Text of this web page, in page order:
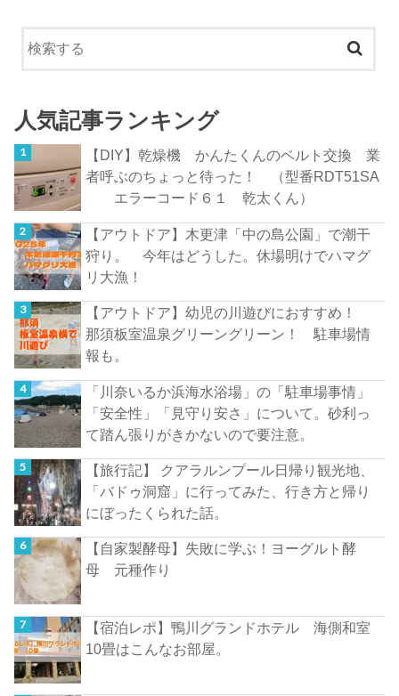
人気記事ランキング
【DIY】乾燥機 かんたくんのベルト交換 業
者呼ぶのちょっと待った！ （型番RDT51SA
エラーコード６１ 乾太くん）
【アウトドア】木更津「中の島公園」で潮干
狩り。 今年はどうした。休場明けでハマグ
リ大漁！
【アウトドア】幼児の川遊びにおすすめ！
那須板室温泉グリーングリーン！ 駐車場情
報も。
「川奈いるか浜海水浴場」の「駐車場事情」
「安全性」「見守り安さ」について。砂利っ
て踏ん張りがきかないので要注意。
【旅行記】 クアラルンプール日帰り観光地、
「バドゥ洞窟」に行ってみた、行き方と帰り
にぼったくられた話。
【自家製酵母】失敗に学ぶ！ヨーグルト酵
母 元種作り
【宿泊レポ】鴨川グランドホテル 海側和室
10畳はこんなお部屋。